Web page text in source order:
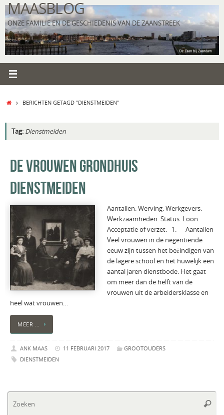
Ga
naar
de
inhoud
MAASBLOG
ONZE FAMILIE EN DE GESCHIEDENIS VAN DE ZAANSTREEK
HOMEBERICHTEN GETAGD "DIENSTMEIDEN"
Tag: Dienstmeiden
DE VROUWEN GRONDHUIS
DIENSTMEIDEN
Aantallen. Werving. Werkgevers.
Werkzaamheden. Status. Loon.
Acceptatie of verzet. 1. Aantallen
Veel vrouwen in de negentiende
eeuw zijn tussen het beëindigen van
de lagere school en het huwelijk een
aantal jaren dienstbode. Het gaat
om meer dan de helft van de
vrouwen uit de arbeidersklasse en
heel wat vrouwen…
MEER …
ANK MAAS 11 FEBRUARI 2017
GROOTOUDERS
DIENSTMEIDEN